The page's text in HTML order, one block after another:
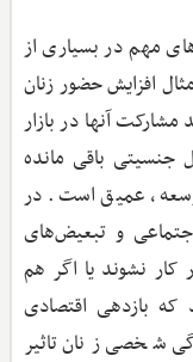
مهم در بسیاری از
افزایش حضور زنان
آنها در بازار
جنسیتی باقی مانده
عمیق است. در
و تبعیض‌های
کار نشوند یا اگر هم
که بازدهی اقتصادی
شخصی زنان تاثیر